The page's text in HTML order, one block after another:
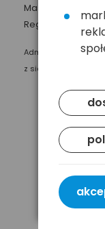
Masz pytania?
Regulamin
Administratorem
z siedzibą w